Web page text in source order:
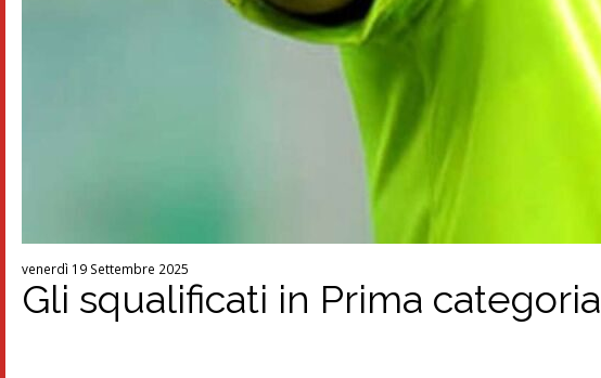
venerdì 19 Settembre 2025
Gli squalificati in Prima categoria